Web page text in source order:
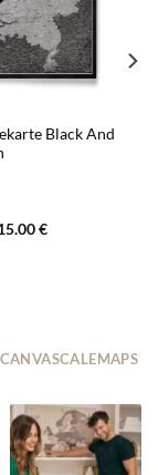
Black And
€
CANVASCALEMAPS